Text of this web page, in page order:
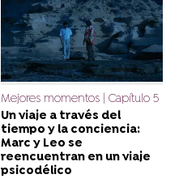
Mejores momentos | Capítulo 5
Un viaje a través del
tiempo y la conciencia:
Marc y Leo se
reencuentran en un viaje
psicodélico